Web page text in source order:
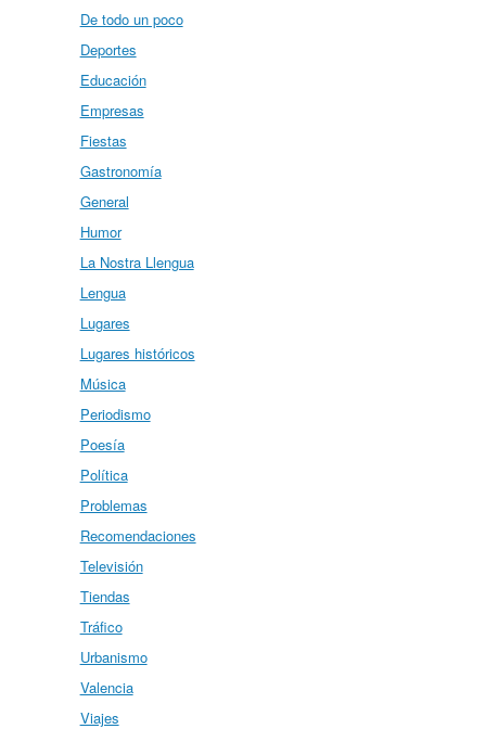
De todo un poco
Deportes
Educación
Empresas
Fiestas
Gastronomía
General
Humor
La Nostra Llengua
Lengua
Lugares
Lugares históricos
Música
Periodismo
Poesía
Política
Problemas
Recomendaciones
Televisión
Tiendas
Tráfico
Urbanismo
Valencia
Viajes